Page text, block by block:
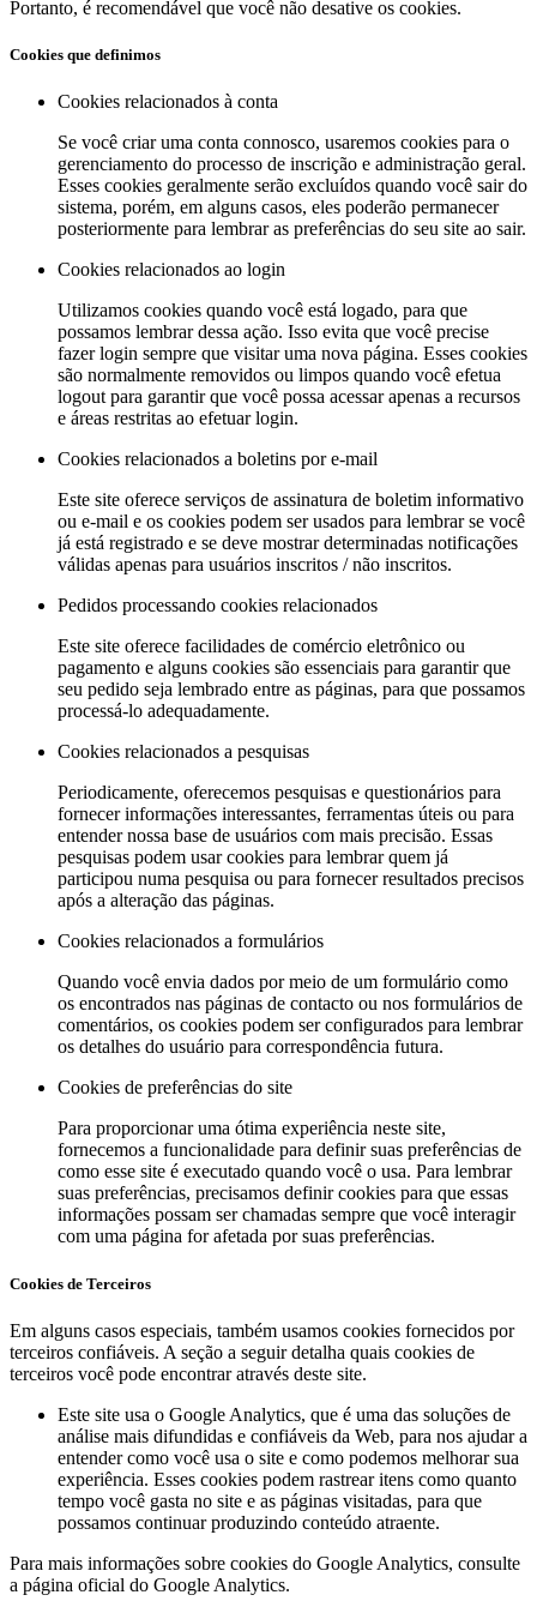
Portanto, é recomendável que você não desative os cookies.
Cookies que definimos
Cookies relacionados à conta
Se você criar uma conta connosco, usaremos cookies para o
gerenciamento do processo de inscrição e administração geral.
Esses cookies geralmente serão excluídos quando você sair do
sistema, porém, em alguns casos, eles poderão permanecer
posteriormente para lembrar as preferências do seu site ao sair.
Cookies relacionados ao login
Utilizamos cookies quando você está logado, para que
possamos lembrar dessa ação. Isso evita que você precise
fazer login sempre que visitar uma nova página. Esses cookies
são normalmente removidos ou limpos quando você efetua
logout para garantir que você possa acessar apenas a recursos
e áreas restritas ao efetuar login.
Cookies relacionados a boletins por e-mail
Este site oferece serviços de assinatura de boletim informativo
ou e-mail e os cookies podem ser usados ​​para lembrar se você
já está registrado e se deve mostrar determinadas notificações
válidas apenas para usuários inscritos / não inscritos.
Pedidos processando cookies relacionados
Este site oferece facilidades de comércio eletrônico ou
pagamento e alguns cookies são essenciais para garantir que
seu pedido seja lembrado entre as páginas, para que possamos
processá-lo adequadamente.
Cookies relacionados a pesquisas
Periodicamente, oferecemos pesquisas e questionários para
fornecer informações interessantes, ferramentas úteis ou para
entender nossa base de usuários com mais precisão. Essas
pesquisas podem usar cookies para lembrar quem já
participou numa pesquisa ou para fornecer resultados precisos
após a alteração das páginas.
Cookies relacionados a formulários
Quando você envia dados por meio de um formulário como
os encontrados nas páginas de contacto ou nos formulários de
comentários, os cookies podem ser configurados para lembrar
os detalhes do usuário para correspondência futura.
Cookies de preferências do site
Para proporcionar uma ótima experiência neste site,
fornecemos a funcionalidade para definir suas preferências de
como esse site é executado quando você o usa. Para lembrar
suas preferências, precisamos definir cookies para que essas
informações possam ser chamadas sempre que você interagir
com uma página for afetada por suas preferências.
Cookies de Terceiros
Em alguns casos especiais, também usamos cookies fornecidos por
terceiros confiáveis. A seção a seguir detalha quais cookies de
terceiros você pode encontrar através deste site.
Este site usa o Google Analytics, que é uma das soluções de
análise mais difundidas e confiáveis ​​da Web, para nos ajudar a
entender como você usa o site e como podemos melhorar sua
experiência. Esses cookies podem rastrear itens como quanto
tempo você gasta no site e as páginas visitadas, para que
possamos continuar produzindo conteúdo atraente.
Para mais informações sobre cookies do Google Analytics, consulte
a página oficial do Google Analytics.